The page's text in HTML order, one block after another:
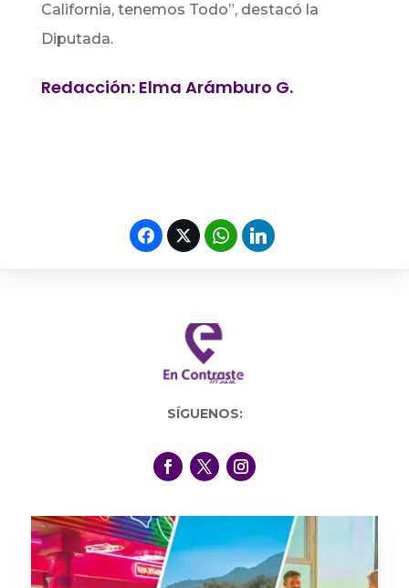
California, tenemos Todo”, destacó la
Diputada.
Redacción: Elma Arámburo G.
SÍGUENOS: